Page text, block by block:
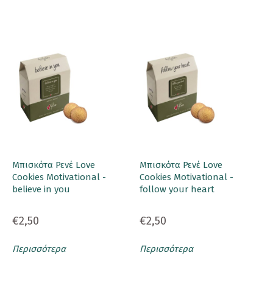
Μπισκότα Ρενέ Love
Cookies Motivational -
believe in you
€2,50
Περισσότερα
Μπισκότα Ρενέ Love
Cookies Motivational -
follow your heart
€2,50
Περισσότερα